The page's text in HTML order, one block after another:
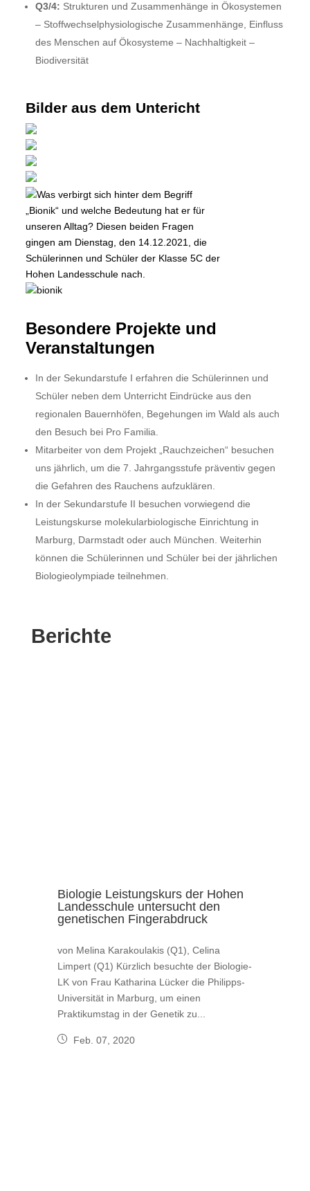
Q3/4: Strukturen und Zusammenhänge in Ökosystemen
– Stoffwechselphysiologische Zusammenhänge, Einfluss
des Menschen auf Ökosysteme – Nachhaltigkeit –
Biodiversität
Bilder aus dem Untericht
Besondere Projekte und
Veranstaltungen
In der Sekundarstufe I erfahren die Schülerinnen und
Schüler neben dem Unterricht Eindrücke aus den
regionalen Bauernhöfen, Begehungen im Wald als auch
den Besuch bei Pro Familia.
Mitarbeiter von dem Projekt „Rauchzeichen“ besuchen
uns jährlich, um die 7. Jahrgangsstufe präventiv gegen
die Gefahren des Rauchens aufzuklären.
In der Sekundarstufe II besuchen vorwiegend die
Leistungskurse molekularbiologische Einrichtung in
Marburg, Darmstadt oder auch München. Weiterhin
können die Schülerinnen und Schüler bei der jährlichen
Biologieolympiade teilnehmen.
Berichte
Biologie Leistungskurs der Hohen
Landesschule untersucht den
genetischen Fingerabdruck
von Melina Karakoulakis (Q1), Celina
Limpert (Q1) Kürzlich besuchte der Biologie-
LK von Frau Katharina Lücker die Philipps-
Universität in Marburg, um einen
Praktikumstag in der Genetik zu...
Feb. 07, 2020